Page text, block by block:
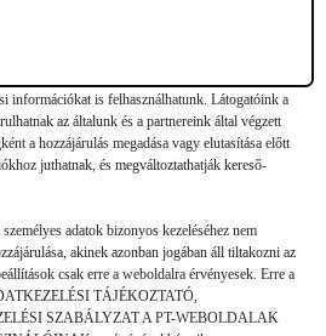
és a jelentkezési, valamint a számlázási feltételeket
kommunikációt.
eszközleolvasásos módszerrel szerzett
információkat is felhasználhatunk. Látogatóink a
az általunk és a partnereink által végzett
a hozzájárulás megadása vagy elutasítása előtt
juthatnak, és megváltoztathatják kereső-
adatok bizonyos kezeléséhez nem
akinek azonban jogában áll tiltakozni az
csak erre a weboldalra érvényesek. Erre a
TÁJÉKOZTATÓ,
SZABÁLYZAT A PT-WEBOLDALAK